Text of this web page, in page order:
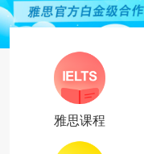
雅思课程